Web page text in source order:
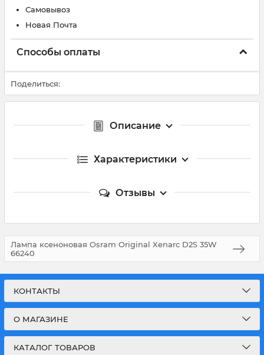
Самовывоз
Новая Почта
Способы оплаты
Поделиться:
Описание
Характеристики
Отзывы
Лампа ксеноновая Osram Original Xenarc D2S 35W
66240
КОНТАКТЫ
О МАГАЗИНЕ
КАТАЛОГ ТОВАРОВ